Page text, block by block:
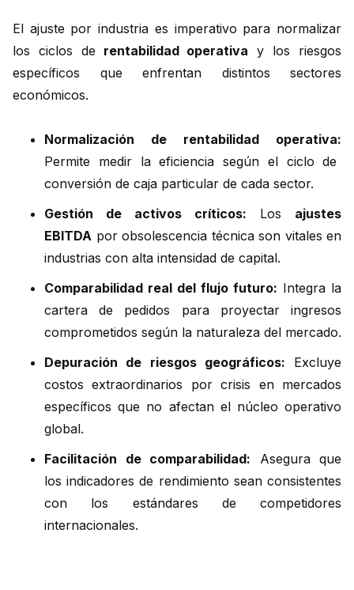
El ajuste por industria es imperativo para normalizar
los ciclos de rentabilidad operativa y los riesgos
específicos que enfrentan distintos sectores
económicos.
Normalización de rentabilidad operativa:
Permite medir la eficiencia según el ciclo de
conversión de caja particular de cada sector.
Gestión de activos críticos: Los ajustes
EBITDA por obsolescencia técnica son vitales en
industrias con alta intensidad de capital.
Comparabilidad real del flujo futuro: Integra la
cartera de pedidos para proyectar ingresos
comprometidos según la naturaleza del mercado.
Depuración de riesgos geográficos: Excluye
costos extraordinarios por crisis en mercados
específicos que no afectan el núcleo operativo
global.
Facilitación de comparabilidad: Asegura que
los indicadores de rendimiento sean consistentes
con los estándares de competidores
internacionales.